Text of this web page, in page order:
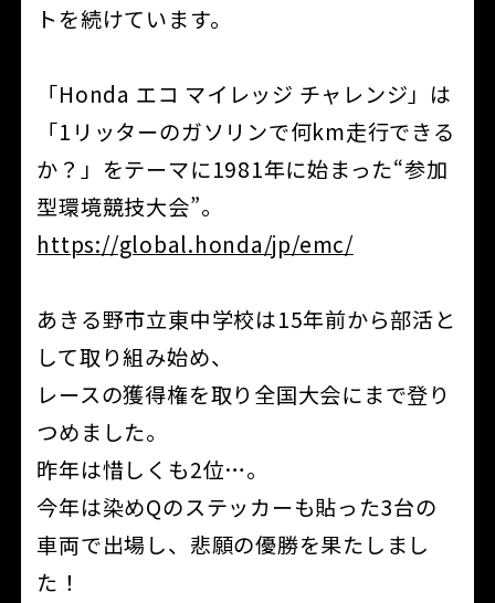
トを続けています。
「Honda エコ マイレッジ チャレンジ」は
「1リッターのガソリンで何km走行できる
か？」をテーマに1981年に始まった“参加
型環境競技大会”。
https://global.honda/jp/emc/
あきる野市立東中学校は15年前から部活と
して取り組み始め、
レースの獲得権を取り全国大会にまで登り
つめました。
昨年は惜しくも2位…。
今年は染めQのステッカーも貼った3台の
車両で出場し、悲願の優勝を果たしまし
た！